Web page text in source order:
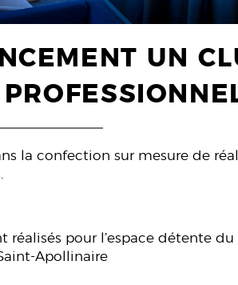
UN
la confection sur mesure de
réalisés pour l’espace détente du
Apollinaire